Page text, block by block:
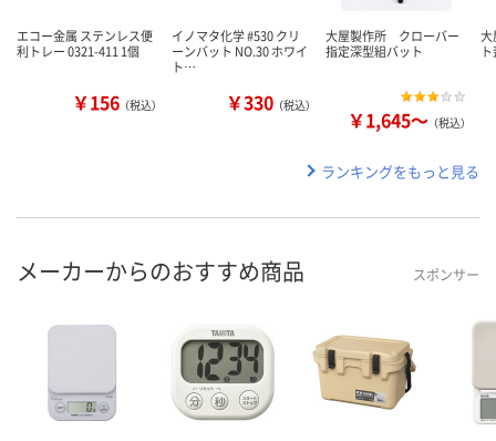
エコー金属 ステンレス便
利トレー 0321-411 1個
￥156 （税込）
イノマタ化学 #530 クリ
ーンバット NO.30 ホワイ
ト…
￥330 （税込）
大屋製作所 クローバー
指定深型組バット
￥1,645～ （税込）
ランキングをもっと見る
メーカーからのおすすめ商品 スポンサー